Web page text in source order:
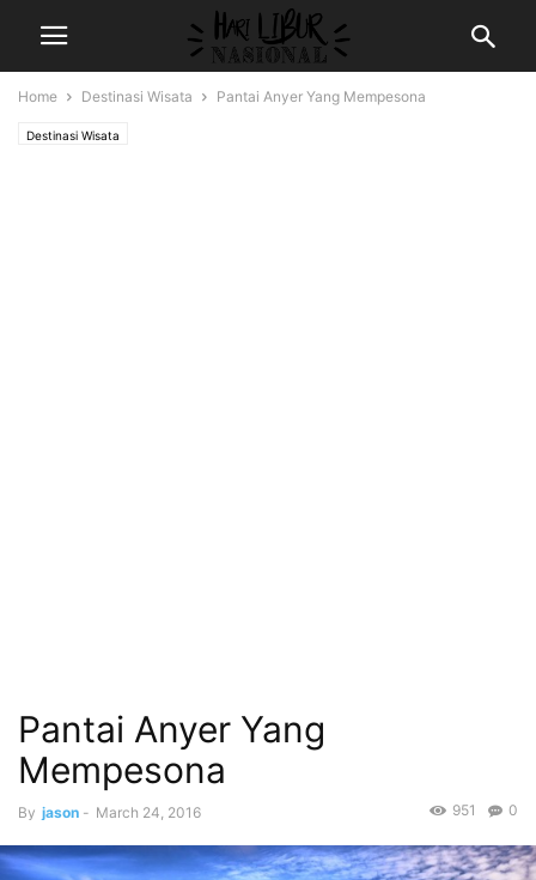
Home Destinasi Wisata Pantai Anyer Yang Mempesona
Destinasi Wisata
Pantai Anyer Yang
Mempesona
By jason - March 24, 2016 0
951